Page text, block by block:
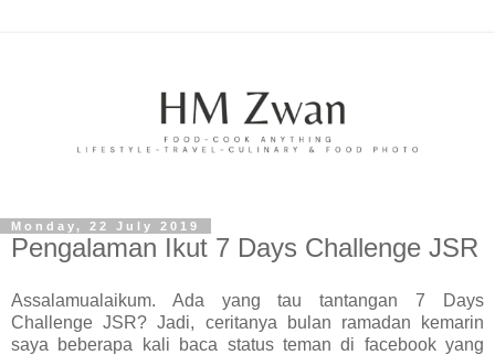
Monday, 22 July 2019
Pengalaman Ikut 7 Days Challenge JSR
Assalamualaikum. Ada yang tau tantangan 7 Days
Challenge JSR? Jadi, ceritanya bulan ramadan kemarin
saya beberapa kali baca status teman di facebook yang